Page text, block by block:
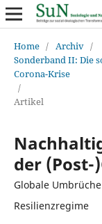
Home / Archiv /
Sonderband II: Die
Corona-Krise
/
Artikel
der (Post-
Globale
Resilienzregime